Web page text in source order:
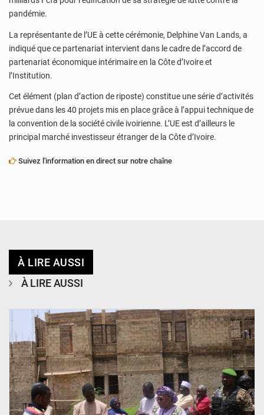
pandémie.
La représentante de l’UE à cette cérémonie, Delphine Van Lands, a
indiqué que ce partenariat intervient dans le cadre de l’accord de
partenariat économique intérimaire en la Côte d’Ivoire et
l’Institution.
Cet élément (plan d’action de riposte) constitue une série d’activités
prévue dans les 40 projets mis en place grâce à l’appui technique de
la convention de la société civile ivoirienne. L’UE est d’ailleurs le
principal marché investisseur étranger de la Côte d’Ivoire.
Suivez l'information en direct sur notre chaîne
À LIRE AUSSI
À LIRE AUSSI